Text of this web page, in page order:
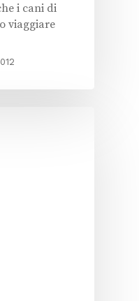
i cani di
viaggiare